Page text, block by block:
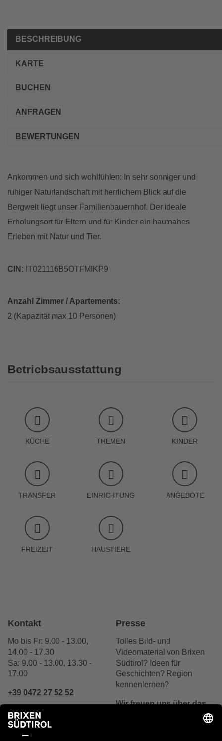
BESCHREIBUNG
KARTE
BUCHEN
ANFRAGEN
BEWERTUNGEN
Ankommen und sich wohlfühlen: In sehr sonniger und
ruhiger Naturlandschaft mit herrlichem Blick auf die
Bergwelt liegt unser Familienbauernhof. Der ideale
Erholungsort für Eltern und für Kinder ein hautnahes
Erleben mit Natur und Tier.
CIN: IT021116B5OTFMIKP9
Anzahl Zimmer / Apartements:
2 (Kapazität max 10 Personen)
Betriebsausstattung
KÜCHE THEMEN KINDER
TRANSFER EINRICHTUNG ANGEBOTE
FREIZEIT HAUSTIERE
Kontakt
Mo bis Fr: 9.00 - 13.00,
14.00 - 17.30
Sa: 9.00 - 13.00, 13.30 -
17.00
+39 0472 27 52 52
Schreibe uns
Presse
Tolles Bild- und
Videomaterial von Brixen
Südtirol? Ideen für
Geschichten? Region
kennenlernen?
Wir freuen uns über das